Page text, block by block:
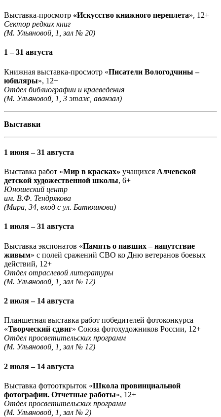
Выставка-просмотр «Искусство книжного переплета», 12+
Сектор редких книг
(М. Ульяновой, 1, зал № 20)
1 – 31 августа
Книжная выставка-просмотр «Писатели Вологодчины –
юбиляры», 12+
Отдел библиографии и краеведения
(М. Ульяновой, 1, 3 этаж, аванзал)
Выставки
1 июня – 31 августа
Выставка работ «Мир в красках» учащихся Алчевской
детской художественной школы, 6+
Юношеский центр
им. В.Ф. Тендрякова
(Мира, 34, вход с ул. Батюшкова)
1 июля – 31 августа
Выставка экспонатов «Память о павших – напутствие
живым» с полей сражений СВО ко Дню ветеранов боевых
действий, 12+
Отдел отраслевой литературы
(М. Ульяновой, 1, зал № 12)
2 июля – 14 августа
Планшетная выставка работ победителей фотоконкурса
«Творческий сдвиг» Союза фотохудожников России, 12+
Отдел просветительских программ
(М. Ульяновой, 1, зал № 12)
2 июля – 14 августа
Выставка фотооткрыток «Школа провинциальной
фотографии. Отчетные работы», 12+
Отдел просветительских программ
(М. Ульяновой, 1, зал № 2)